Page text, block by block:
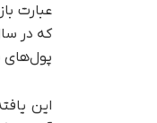
عبارت
که در
پول‌های